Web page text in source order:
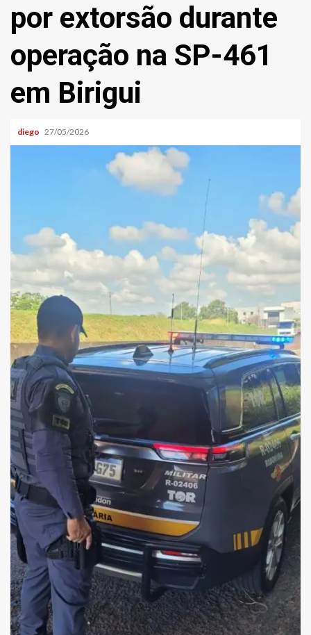
por extorsão durante
operação na SP-461
em Birigui
diego 27/05/2026